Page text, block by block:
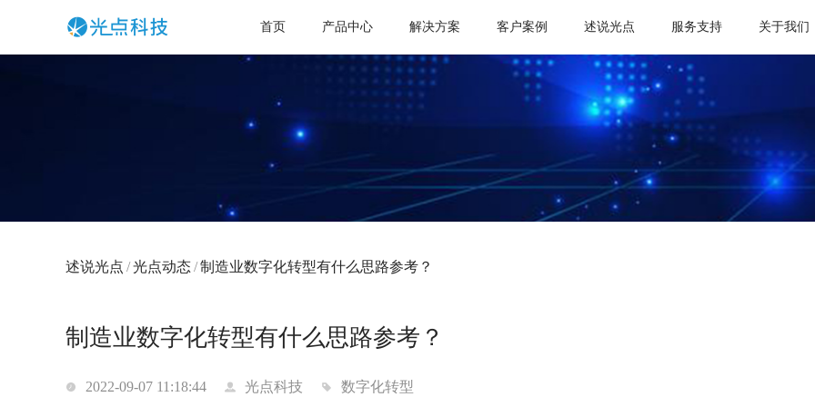
首页 产品中心 解决方案 客户案例 述说光点 服务支持 关于我们
述说光点 /光点动态/制造业数字化转型有什么思路参考？
制造业数字化转型有什么思路参考？
2022-09-07 11:18:44 光点科技 数字化转型